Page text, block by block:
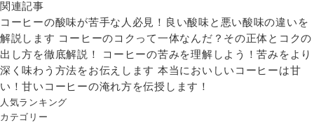
関連記事
コーヒーの酸味が苦手な人必見！良い酸味と悪い酸味の違いを
解説します コーヒーのコクって一体なんだ？その正体とコクの
出し方を徹底解説！
コーヒーの苦みを理解しよう！苦みをより
深く味わう方法をお伝えします 本当においしいコーヒーは甘
い！甘いコーヒーの淹れ方を伝授します！
人気ランキング
カテゴリー